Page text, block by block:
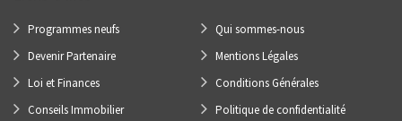
Programmes neufs
Devenir Partenaire
Loi et Finances
Conseils Immobilier
Qui sommes-nous
Mentions Légales
Conditions Générales
Politique de confidentialité